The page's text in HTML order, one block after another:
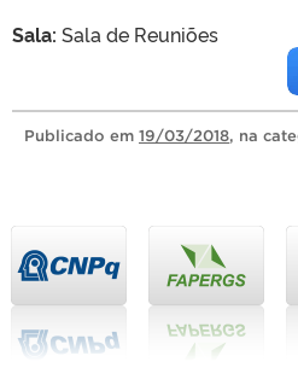
Sala: Sala de Reuniões
Publicado em 19/03/2018, na